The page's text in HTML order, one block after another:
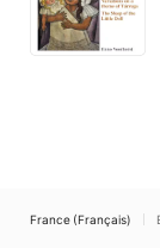
France (Français)